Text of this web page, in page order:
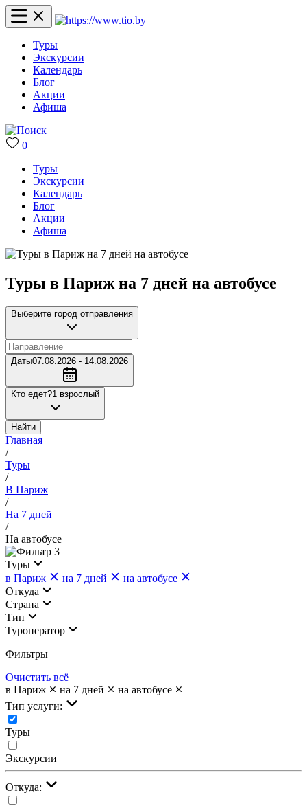
Туры
Экскурсии
Календарь
Блог
Акции
Афиша
0
Туры
Экскурсии
Календарь
Блог
Акции
Афиша
Туры в Париж на 7 дней на автобусе
Выберите город отправления
Даты07.08.2026 - 14.08.2026
Кто едет?1 взрослый
Найти
Главная
/
Туры
/
В Париж
/
На 7 дней
/
На автобусе
3
Туры
в Париж
на 7 дней
на автобусе
Откуда
Страна
Тип
Туроператор
Фильтры
Очистить всё
в Париж
на 7 дней
на автобусе
Тип услуги:
Туры
Экскурсии
Откуда: